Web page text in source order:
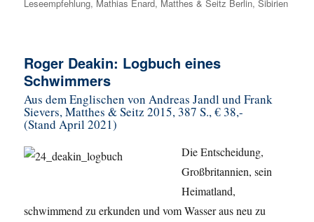
Leseempfehlung, Mathias Énard, Matthes & Seitz Berlin,Sibirien
Roger Deakin: Logbuch eines
Schwimmers
Aus dem Englischen von Andreas Jandl und Frank
Sievers, Matthes & Seitz 2015, 387 S., € 38,-
(Stand April 2021)
Die Entscheidung,
Großbritannien, sein
Heimatland,
schwimmend zu erkunden und vom Wasser aus neu zu